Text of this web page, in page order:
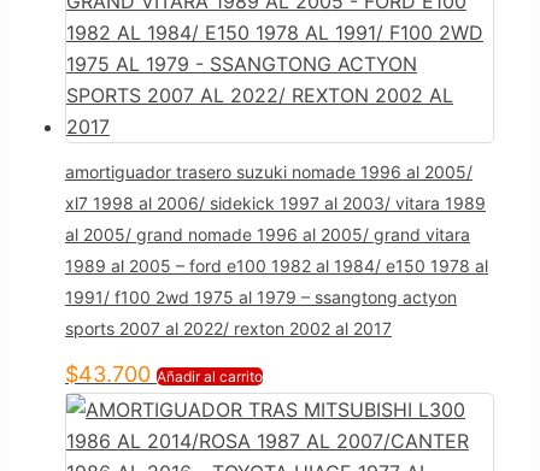
amortiguador trasero suzuki nomade 1996 al 2005/
xl7 1998 al 2006/ sidekick 1997 al 2003/ vitara 1989
al 2005/ grand nomade 1996 al 2005/ grand vitara
1989 al 2005 – ford e100 1982 al 1984/ e150 1978 al
1991/ f100 2wd 1975 al 1979 – ssangtong actyon
sports 2007 al 2022/ rexton 2002 al 2017
$43.700 Añadir al carrito